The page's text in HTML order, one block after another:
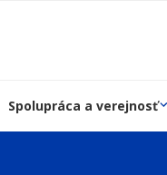
Spolupráca a verejnosť